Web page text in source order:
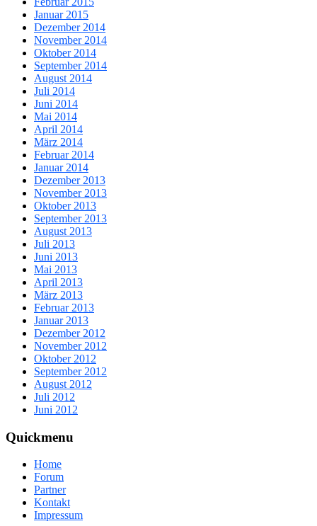
Januar 2015
Dezember 2014
November 2014
Oktober 2014
September 2014
August 2014
Juli 2014
Juni 2014
Mai 2014
April 2014
März 2014
Februar 2014
Januar 2014
Dezember 2013
November 2013
Oktober 2013
September 2013
August 2013
Juli 2013
Juni 2013
Mai 2013
April 2013
März 2013
Februar 2013
Januar 2013
Dezember 2012
November 2012
Oktober 2012
September 2012
August 2012
Juli 2012
Juni 2012
Quickmenu
Home
Forum
Partner
Kontakt
Impressum